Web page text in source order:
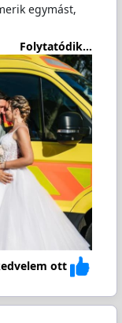
egymást,
Folytatódik...
ott